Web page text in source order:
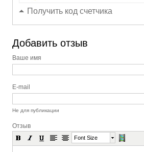
Получить код счетчика
Добавить отзыв
Ваше имя
E-mail
Не для публикации
Отзыв
Font Size